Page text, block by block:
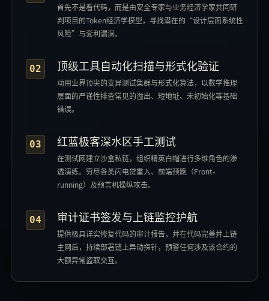
首先不是看代码，而是由安全专家与业务经济学家共同研
判项目的Token经济学模型，寻找潜在的“设计层面系统性
风险”与套利漏洞。
02 顶级工具自动化扫描与形式化验证
动用业界顶尖的变异测试集群与形式化算法，以数学推理
层面的严谨性排查常见的溢出、短地址、未初始化等基础
错误。
03 红蓝极客深水区手工测试
在测试网建立沙盒私链，组织精英白帽进行多维角色的渗
透演练。穷尽各类闪电贷重入、前端预跑（Front-
running）及预言机操纵攻击。
04 审计证书签发与上链监控护航
提供极具详实修复代码的审计报告，并在代码完善并上链
主网后，持续部署链上异动探针，预警任何涉及该合约的
大额异常盗取交互。